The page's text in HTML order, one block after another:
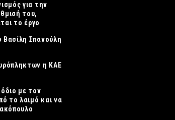
για την
του,
το έργο
Σπανούλη
η ΚΑΕ
με τον
το λαιμό και να